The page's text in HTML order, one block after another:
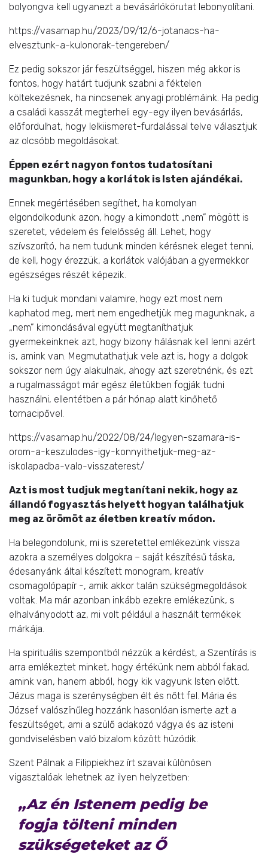
bolyongva kell ugyanezt a bevásárlókörutat lebonyolítani.
https://vasarnap.hu/2023/09/12/6-jotanacs-ha-
elvesztunk-a-kulonorak-tengereben/
Ez pedig sokszor jár feszültséggel, hiszen még akkor is
fontos, hogy határt tudjunk szabni a féktelen
költekezésnek, ha nincsenek anyagi problémáink. Ha pedig
a családi kasszát megterheli egy-egy ilyen bevásárlás,
előfordulhat, hogy lelkiismeret-furdalással telve választjuk
az olcsóbb megoldásokat.
Éppen ezért nagyon fontos tudatosítani
magunkban, hogy a korlátok is Isten ajándékai.
Ennek megértésében segíthet, ha komolyan
elgondolkodunk azon, hogy a kimondott „nem” mögött is
szeretet, védelem és felelősség áll. Lehet, hogy
szívszorító, ha nem tudunk minden kérésnek eleget tenni,
de kell, hogy érezzük, a korlátok valójában a gyermekkor
egészséges részét képezik.
Ha ki tudjuk mondani valamire, hogy ezt most nem
kaphatod meg, mert nem engedhetjük meg magunknak, a
„nem” kimondásával együtt megtaníthatjuk
gyermekeinknek azt, hogy bizony hálásnak kell lenni azért
is, amink van. Megmutathatjuk vele azt is, hogy a dolgok
sokszor nem úgy alakulnak, ahogy azt szeretnénk, és ezt
a rugalmasságot már egész életükben fogják tudni
használni, ellentétben a pár hónap alatt kinőhető
tornacipővel.
https://vasarnap.hu/2022/08/24/legyen-szamara-is-
orom-a-keszulodes-igy-konnyithetjuk-meg-az-
iskolapadba-valo-visszaterest/
Azt is most tudjuk megtanítani nekik, hogy az
állandó fogyasztás helyett hogyan találhatjuk
meg az örömöt az életben kreatív módon.
Ha belegondolunk, mi is szeretettel emlékezünk vissza
azokra a személyes dolgokra – saját készítésű táska,
édesanyánk által készített monogram, kreatív
csomagolópapír -, amik akkor talán szükségmegoldások
voltak. Ma már azonban inkább ezekre emlékezünk, s
elhalványodott az, mi volt például a használt termékek
márkája.
Ha spirituális szempontból nézzük a kérdést, a Szentírás is
arra emlékeztet minket, hogy értékünk nem abból fakad,
amink van, hanem abból, hogy kik vagyunk Isten előtt.
Jézus maga is szerénységben élt és nőtt fel. Mária és
József valószínűleg hozzánk hasonlóan ismerte azt a
feszültséget, ami a szülő adakozó vágya és az isteni
gondviselésben való bizalom között húzódik.
Szent Pálnak a Filippiekhez írt szavai különösen
vigasztalóak lehetnek az ilyen helyzetben:
„Az én Istenem pedig be
fogja tölteni minden
szükségeteket az Ő